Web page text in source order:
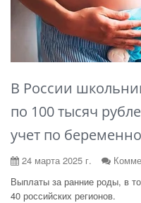
В России
по 100 тысяч
учет по
24 марта 2025 г.
Выплаты за ранние роды, в
40 российских регионов.